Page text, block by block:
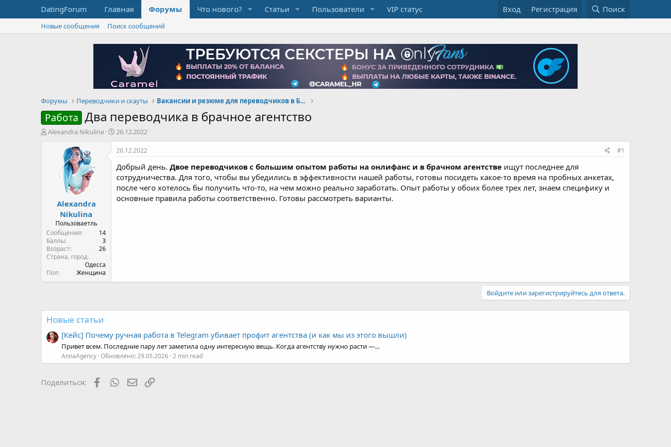
DatingForum Главная Форумы Что нового? Статьи Пользователи VIP статус Вход Регистрация Поиск
Новые сообщения Поиск сообщений
Форумы Переводчики и скауты Вакансии и резюме для переводчиков в Брачке
Работа Два переводчика в брачное агентство
А
Alexandra Nikulina
Д
а
т
н
а
ч
л
26.12.2022
Alexandra
Nikulina
Пользоваетль
Сообщения
14
Баллы
3
Возраст
26
Страна, город
Одесса
Пол
Женщина
26.12.2022 #1
Добрый день. Двое переводчиков с большим опытом работы на онлифанс и в брачном агентстве ищут последнее для
сотрудничества. Для того, чтобы вы убедились в эффективности нашей работы, готовы посидеть какое-то время на пробных анкетах,
после чего хотелось бы получить что-то, на чем можно реально заработать. Опыт работы у обоих более трех лет, знаем специфику и
основные правила работы соответственно. Готовы рассмотреть варианты.
Войдите или зарегистрируйтесь для ответа.
Новые статьи
[Кейс] Почему ручная работа в Telegram убивает профит агентства (и как мы из этого вышли)
Привет всем. Последние пару лет заметила одну интересную вещь. Когда агентству нужно расти —...
AnnaAgency Обновлено:29.05.2026 2 min read
Поделиться: FacebookWhatsAppЭлектронная почта